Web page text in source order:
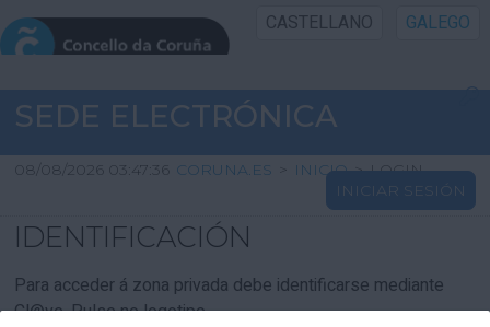
CASTELLANO GALEGO
INICIO SEDE
INICIO
INFORMACIÓN PÚBLICA
CARTAFOL CIDADÁN
SEDE ELECTRÓNICA
08/08/2026 03:47:36 CORUNA.ES > INICIO > LOGIN
INICIAR SESIÓN
IDENTIFICACIÓN
Para acceder á zona privada debe identificarse mediante
Cl@ve. Pulse no logotipo